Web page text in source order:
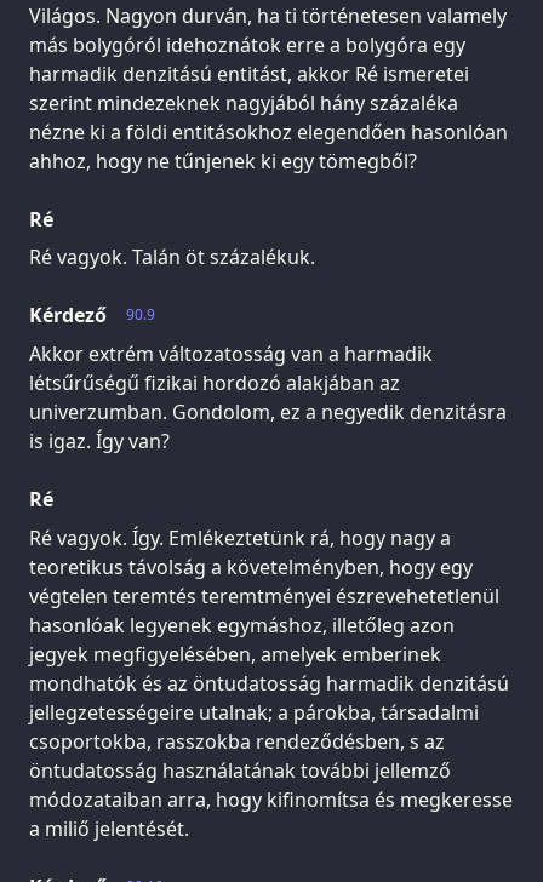
Világos. Nagyon durván, ha ti történetesen valamely
más bolygóról idehoznátok erre a bolygóra egy
harmadik denzitású entitást, akkor Ré ismeretei
szerint mindezeknek nagyjából hány százaléka
nézne ki a földi entitásokhoz elegendően hasonlóan
ahhoz, hogy ne tűnjenek ki egy tömegből?
Ré
Ré vagyok. Talán öt százalékuk.
90.9
Kérdező
Akkor extrém változatosság van a harmadik
létsűrűségű fizikai hordozó alakjában az
univerzumban. Gondolom, ez a negyedik denzitásra
is igaz. Így van?
Ré
Ré vagyok. Így. Emlékeztetünk rá, hogy nagy a
teoretikus távolság a követelményben, hogy egy
végtelen teremtés teremtményei észrevehetetlenül
hasonlóak legyenek egymáshoz, illetőleg azon
jegyek megfigyelésében, amelyek emberinek
mondhatók és az öntudatosság harmadik denzitású
jellegzetességeire utalnak; a párokba, társadalmi
csoportokba, rasszokba rendeződésben, s az
öntudatosság használatának további jellemző
módozataiban arra, hogy kifinomítsa és megkeresse
a miliő jelentését.